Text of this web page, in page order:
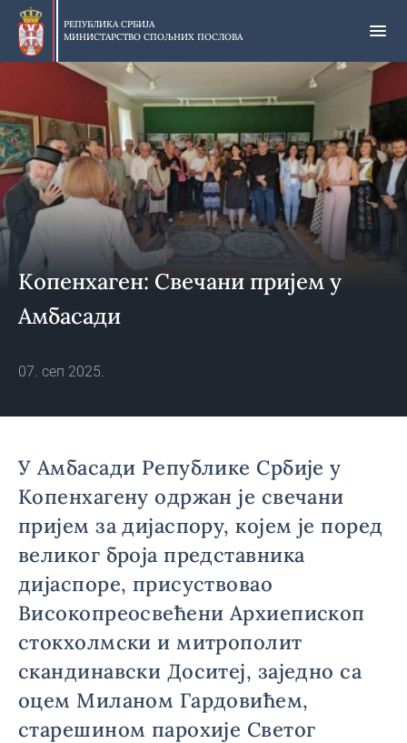
Прескочи
главни
део
РЕПУБЛИКА СРБИЈА
МИНИСТАРСТВО СПОЉНИХ ПОСЛОВА
Копенхаген: Свечани пријем у
Амбасади
07. сеп 2025.
У Амбасади Републике Србије у
Копенхагену одржан је свечани
пријем за дијаспору, којем је поред
великог броја представника
дијаспоре, присуствовао
Високопреосвећени Архиепископ
стокхолмски и митрополит
скандинавски Доситеј, заједно са
оцем Миланом Гардовићем,
старешином парохије Светог